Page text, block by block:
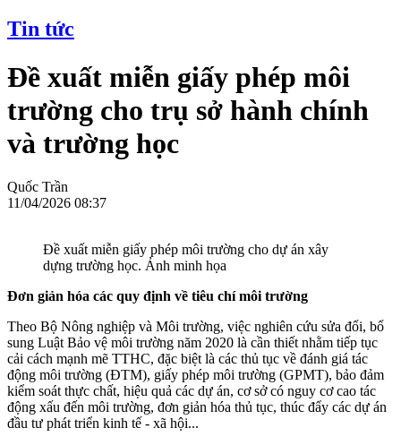
Tin tức
Đề xuất miễn giấy phép môi
trường cho trụ sở hành chính
và trường học
Quốc Trần
11/04/2026 08:37
Đề xuất miễn giấy phép môi trường cho dự án xây
dựng trường học. Ảnh minh họa
Đơn giản hóa các quy định về tiêu chí môi trường
Theo Bộ Nông nghiệp và Môi trường, việc nghiên cứu sửa đổi, bổ
sung Luật Bảo vệ môi trường năm 2020 là cần thiết nhằm tiếp tục
cải cách mạnh mẽ TTHC, đặc biệt là các thủ tục về đánh giá tác
động môi trường (ĐTM), giấy phép môi trường (GPMT), bảo đảm
kiểm soát thực chất, hiệu quả các dự án, cơ sở có nguy cơ cao tác
động xấu đến môi trường, đơn giản hóa thủ tục, thúc đẩy các dự án
đầu tư phát triển kinh tế - xã hội...